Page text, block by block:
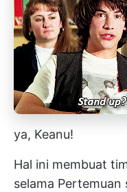
ya, Keanu!
Hal ini membuat
selama Pertemuan